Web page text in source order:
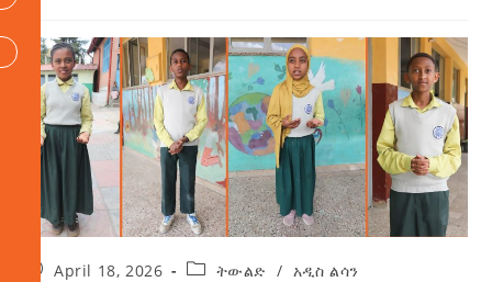
April 18, 2026 ትውልድ / አዲስ ልሳን